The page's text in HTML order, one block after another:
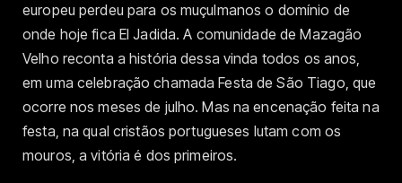
europeu perdeu para os muçulmanos o domínio de
onde hoje fica El Jadida. A comunidade de Mazagão
Velho reconta a história dessa vinda todos os anos,
em uma celebração chamada Festa de São Tiago, que
ocorre nos meses de julho. Mas na encenação feita na
festa, na qual cristãos portugueses lutam com os
mouros, a vitória é dos primeiros.